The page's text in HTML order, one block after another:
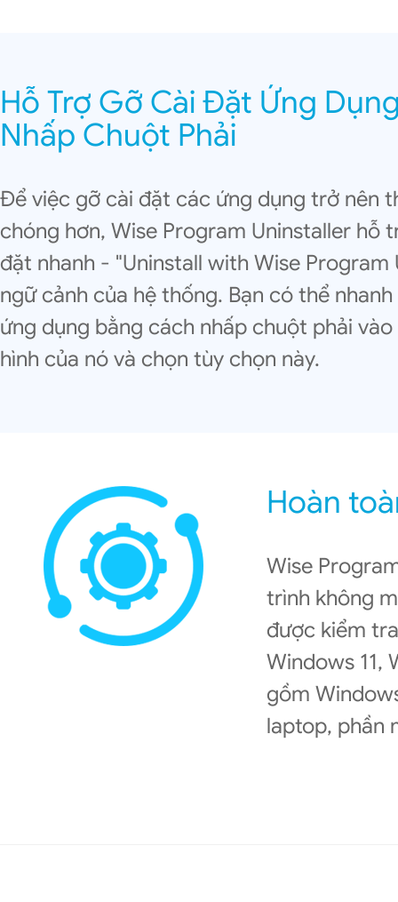
Hỗ Trợ Gỡ Cài Đặt Ứng
Nhấp Chuột Phải
Để việc gỡ cài đặt các ứng dụng trở nên
chóng hơn, Wise Program Uninstaller hỗ
đặt nhanh - "Uninstall with Wise Program
ngữ cảnh của hệ thống. Bạn có thể
ứng dụng bằng cách nhấp chuột phải
hình của nó và chọn tùy chọn này.
Hoàn
Wise
trình không
được kiểm
Windows 11,
gồm
laptop, phần